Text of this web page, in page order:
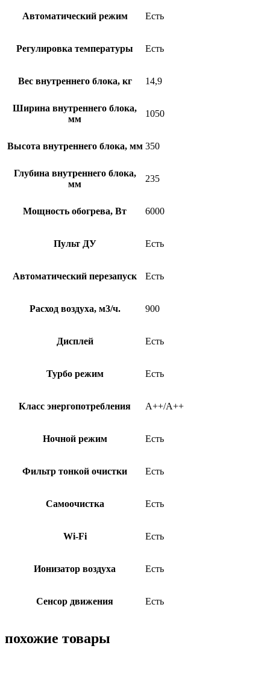
Автоматический режим Есть
Регулировка температуры Есть
Вес внутреннего блока, кг 14,9
Ширина внутреннего блока,
мм
1050
Высота внутреннего блока, мм 350
Глубина внутреннего блока,
мм
235
Мощность обогрева, Вт 6000
Пульт ДУ Есть
Автоматический перезапуск Есть
Расход воздуха, м3/ч. 900
Дисплей Есть
Турбо режим Есть
Класс энергопотребления A++/A++
Ночной режим Есть
Фильтр тонкой очистки Есть
Самоочистка Есть
Wi-Fi Есть
Ионизатор воздуха Есть
Сенсор движения Есть
похожие товары